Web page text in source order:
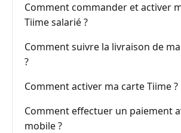
Comment commander et activer
Tiime salarié ?
Comment suivre la livraison de
?
Comment activer ma carte Tiime ?
Comment effectuer un paiement
mobile ?